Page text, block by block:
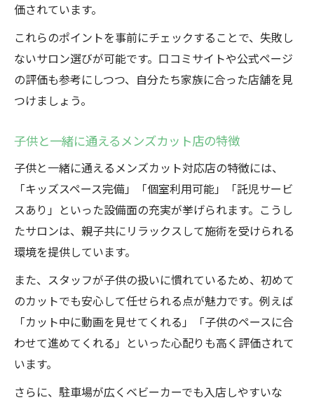
価されています。
これらのポイントを事前にチェックすることで、失敗し
ないサロン選びが可能です。口コミサイトや公式ページ
の評価も参考にしつつ、自分たち家族に合った店舗を見
つけましょう。
子供と一緒に通えるメンズカット店の特徴
子供と一緒に通えるメンズカット対応店の特徴には、
「キッズスペース完備」「個室利用可能」「託児サービ
スあり」といった設備面の充実が挙げられます。こうし
たサロンは、親子共にリラックスして施術を受けられる
環境を提供しています。
また、スタッフが子供の扱いに慣れているため、初めて
のカットでも安心して任せられる点が魅力です。例えば
「カット中に動画を見せてくれる」「子供のペースに合
わせて進めてくれる」といった心配りも高く評価されて
います。
さらに、駐車場が広くベビーカーでも入店しやすいな